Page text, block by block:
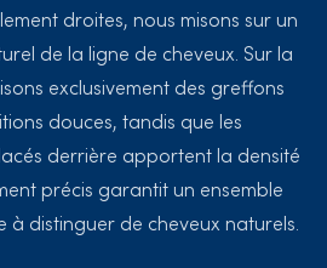
droites, nous misons sur un
de la ligne de cheveux. Sur la
exclusivement des greffons
douces, tandis que les
derrière apportent la densité
précis garantit un ensemble
à distinguer de cheveux naturels.